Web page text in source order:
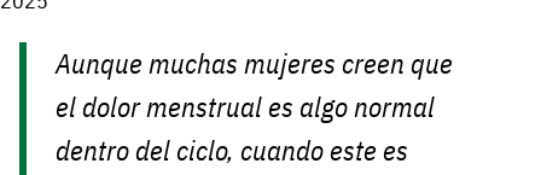
Aunque muchas mujeres creen que
el dolor menstrual es algo normal
dentro del ciclo, cuando este es